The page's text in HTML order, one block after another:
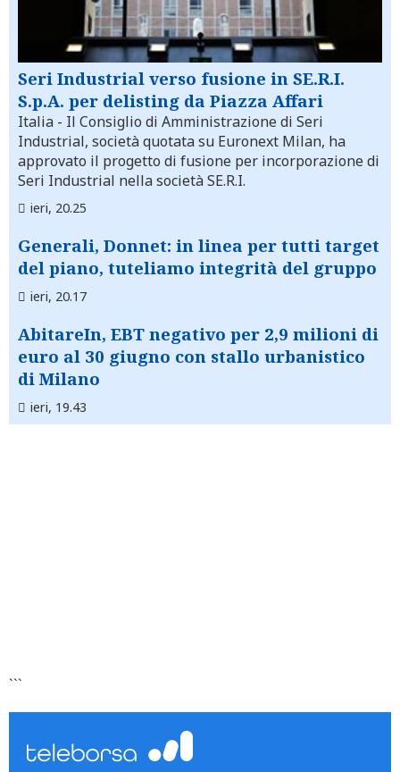
Seri Industrial verso fusione in SE.R.I.
S.p.A. per delisting da Piazza Affari
Italia - Il Consiglio di Amministrazione di Seri
Industrial, società quotata su Euronext Milan, ha
approvato il progetto di fusione per incorporazione di
Seri Industrial nella società SE.R.I.
ieri, 20.25
Generali, Donnet: in linea per tutti target
del piano, tuteliamo integrità del gruppo
ieri, 20.17
AbitareIn, EBT negativo per 2,9 milioni di
euro al 30 giugno con stallo urbanistico
di Milano
ieri, 19.43
```